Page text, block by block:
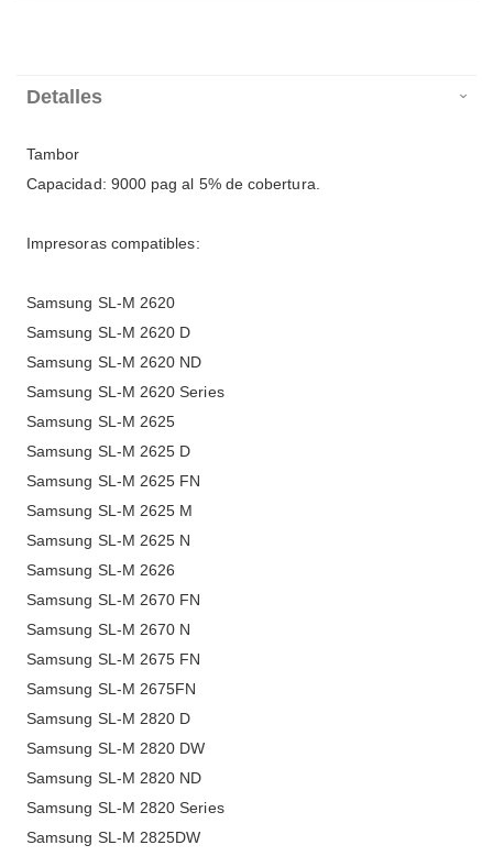
Detalles
Tambor
Capacidad: 9000 pag al 5% de cobertura.
Impresoras compatibles:
Samsung SL-M 2620
Samsung SL-M 2620 D
Samsung SL-M 2620 ND
Samsung SL-M 2620 Series
Samsung SL-M 2625
Samsung SL-M 2625 D
Samsung SL-M 2625 FN
Samsung SL-M 2625 M
Samsung SL-M 2625 N
Samsung SL-M 2626
Samsung SL-M 2670 FN
Samsung SL-M 2670 N
Samsung SL-M 2675 FN
Samsung SL-M 2675FN
Samsung SL-M 2820 D
Samsung SL-M 2820 DW
Samsung SL-M 2820 ND
Samsung SL-M 2820 Series
Samsung SL-M 2825DW